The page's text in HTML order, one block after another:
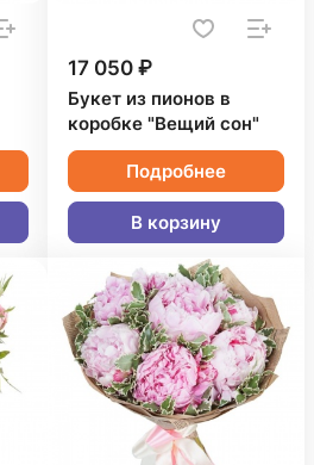
17 050 ₽
Букет из пионов в
коробке "Вещий сон"
Подробнее
В корзину